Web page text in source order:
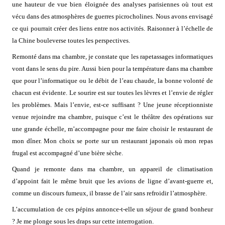
une hauteur de vue bien éloignée des analyses parisiennes où tout est
vécu dans des atmosphères de guerres picrocholines. Nous avons envisagé
ce qui pourrait créer des liens entre nos activités. Raisonner à l’échelle de
la Chine bouleverse toutes les perspectives.
Remonté dans ma chambre, je constate que les rapetassages informatiques
vont dans le sens du pire. Aussi bien pour la température dans ma chambre
que pour l’informatique ou le débit de l’eau chaude, la bonne volonté de
chacun est évidente. Le sourire est sur toutes les lèvres et l’envie de régler
les problèmes. Mais l’envie, est-ce suffisant ? Une jeune réceptionniste
venue rejoindre ma chambre, puisque c’est le théâtre des opérations sur
une grande échelle, m’accompagne pour me faire choisir le restaurant de
mon dîner. Mon choix se porte sur un restaurant japonais où mon repas
frugal est accompagné d’une bière sèche.
Quand je remonte dans ma chambre, un appareil de climatisation
d’appoint fait le même bruit que les avions de ligne d’avant-guerre et,
comme un discours fumeux, il brasse de l’air sans refroidir l’atmosphère.
L’accumulation de ces pépins annonce-t-elle un séjour de grand bonheur
? Je me plonge sous les draps sur cette interrogation.